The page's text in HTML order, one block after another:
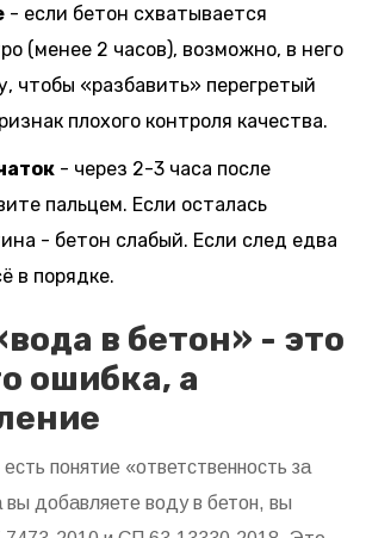
- если бетон схватывается
(менее 2 часов), возможно, в него
чтобы «разбавить» перегретый
плохого контроля качества.
- через 2-3 часа после
пальцем. Если осталась
- бетон слабый. Если след едва
в порядке.
в бетон» - это
ошибка, а
понятие «ответственность за
вы добавляете воду в бетон, вы